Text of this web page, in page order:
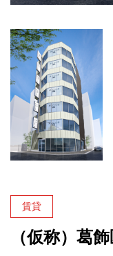
賃貸
（仮称）葛